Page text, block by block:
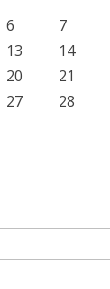
6 7
13 14
20 21
27 28